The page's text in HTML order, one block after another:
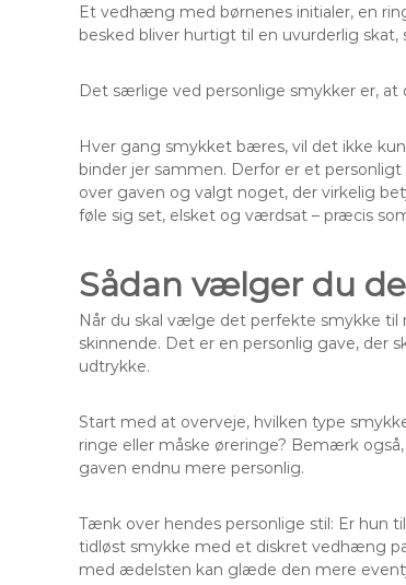
Et vedhæng med børnenes initialer, en
besked bliver hurtigt til en uvurderlig
Det særlige ved personlige smykker er,
Hver gang smykket bæres, vil det ikke
binder jer sammen. Derfor er et
over gaven og valgt noget, der virkelig
føle sig set, elsket og værdsat – præcis
Sådan vælger du
Når du skal vælge det perfekte smykke
skinnende. Det er en personlig gave, der
udtrykke.
Start med at overveje, hvilken type
ringe eller måske øreringe? Bemærk
gaven endnu mere personlig.
Tænk over hendes personlige stil: Er hun
tidløst smykke med et diskret vedhæng
med ædelsten kan glæde den mere